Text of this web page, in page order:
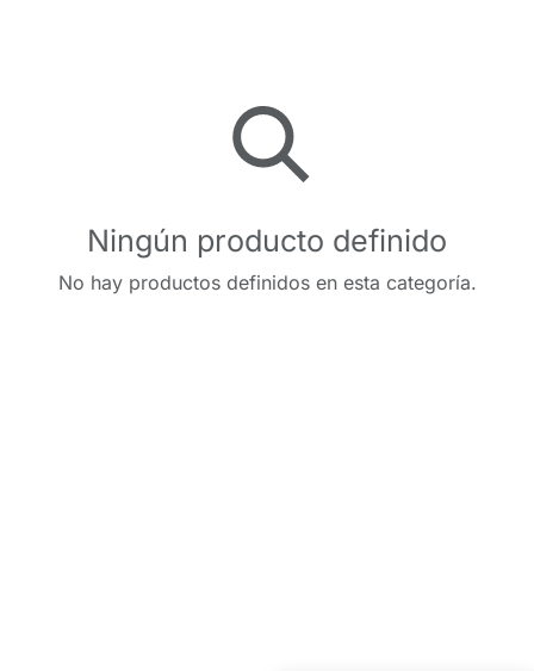
Ningún producto definido
No hay productos definidos en esta categoría.